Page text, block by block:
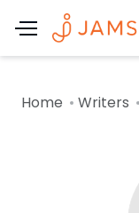
Home Writers